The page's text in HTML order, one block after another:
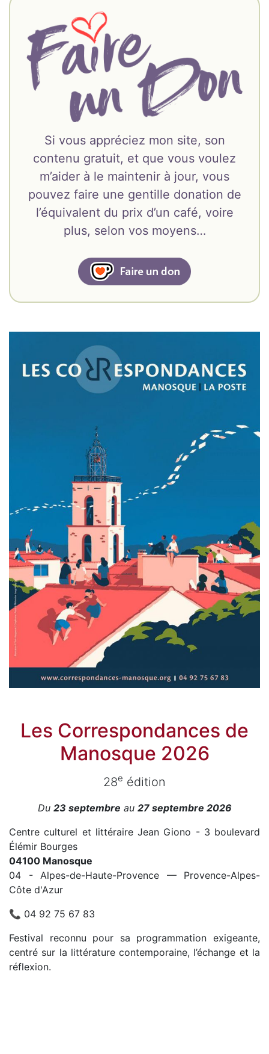
Si vous appréciez mon site, son
contenu gratuit, et que vous voulez
m’aider à le maintenir à jour, vous
pouvez faire une gentille donation de
l’équivalent du prix d’un café, voire
plus, selon vos moyens…
Les Correspondances de
Manosque 2026
28e édition
Du 23 septembre au 27 septembre 2026
Centre culturel et littéraire Jean Giono - 3 boulevard
Élémir Bourges
04100 Manosque
04 - Alpes-de-Haute-Provence — Provence-Alpes-
Côte d'Azur
📞 04 92 75 67 83
Festival reconnu pour sa programmation exigeante,
centré sur la littérature contemporaine, l’échange et la
réflexion.